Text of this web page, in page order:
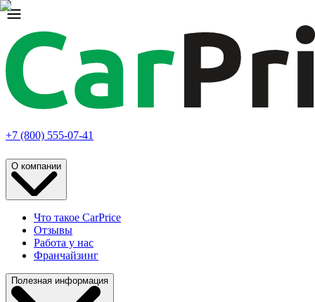
+7 (800) 555-07-41
О компании
Что такое CarPrice
Отзывы
Работа у нас
Франчайзинг
Полезная информация